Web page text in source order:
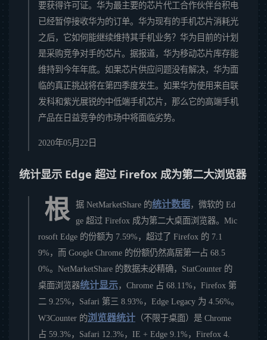
要获得许可证。华为最主要的芯片代工合作伙伴台积电
已经暂停接收华为的订单。华为现有的手机芯片消耗光
之后，它如何能继续维持其手机业务？华为目前的计划
是采购竞争对手的芯片。据报道，华为移动芯片库存能
维持到今年年底。如果芯片供应问题没有解决，华为面
临的真正挑战将在第四季度发生。如果华为使用来自联
发科和紫光展锐的中低端手机芯片，那么它的高端手机
产品在日益竞争的市场中将面临劣势。
2020年05月22日
统计显示 Edge 超过 Firefox 成为第二大浏览器
根 据 NetMarketShare 的统计数据，微软的 Ed
ge 超过 Firefox 成为第二大桌面浏览器。Mic
rosoft Edge 的份额为 7.59%，超过了 Firefox 的 7.1
9%，而 Google Chrome 的份额仍然高居第一占 68.5
0%。NetMarketShare 的数据未必精确，StatCounter 的
桌面浏览器统计显示，Chrome 占 68.11%，Firefox 第
二 9.25%，Safari 第三 8.93%，Edge Legacy 为 4.56%。
W3Counter 的浏览器统计 （不限于桌面）是 Chrome
占 59.3%，Safari 12.3%，IE + Edge 9.1%，Firefox 4.